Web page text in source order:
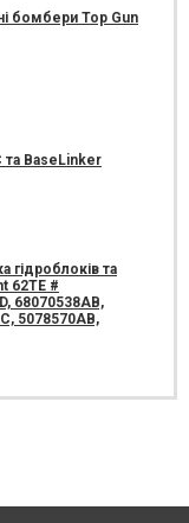
бомбери Top Gun
та BaseLinker
гідроблоків та
62TE #
68070538AB,
5078570AB,